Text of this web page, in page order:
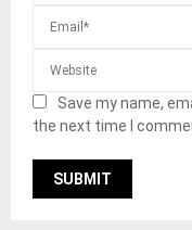
Save my name,
the next time I